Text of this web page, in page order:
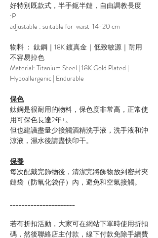
好特別既款式，半手鈪半鏈，自由調教長度
:P
adjustable : suitable for waist 14-20 cm
物料 ： 鈦鋼｜18K 鍍真金｜低致敏源｜耐用
不容易掉色
Material: Titanium Steel | 18K Gold Plated |
Hypoallergenic | Endurable
保色
鈦鋼是很耐用的物料，保色度非常高，正常使
用可保色長達2年+。
但也建議盡量少接觸酒精洗手液，洗手液和沖
涼液，濕水後請盡快印干。
保養
每次配戴完飾物後，清潔完將飾物放到密封夾
鏈袋（防氧化袋仔）內，避免和空氣接觸。
______________________
若有折扣活動，大家可在網站下單時使用折扣
碼，然後聯絡店主付款，線下付款免除手續費